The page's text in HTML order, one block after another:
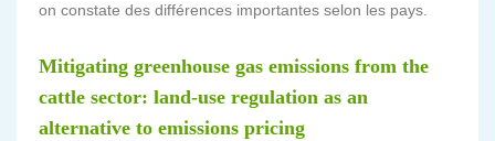
on constate des différences importantes selon les pays.
Mitigating greenhouse gas emissions from the
cattle sector: land-use regulation as an
alternative to emissions pricing